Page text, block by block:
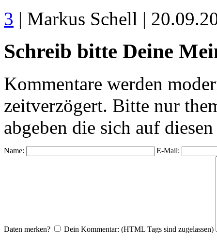
3 | Markus Schell |
Schreib bitte Deine
Kommentare werden
zeitverzögert. Bitte nur
abgeben die sich auf
Name: E-Mail:
Daten merken? Dein Kommentar: (HTML Tags sind zugelassen)